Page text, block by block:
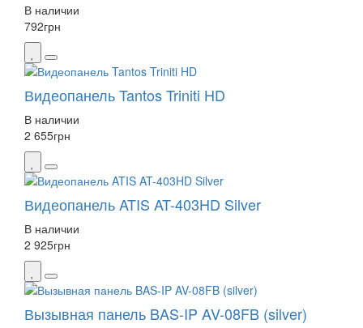
В наличии
792грн
Видеопанель Tantos Triniti HD
В наличии
2 655грн
Видеопанель ATIS AT-403HD Silver
В наличии
2 925грн
Вызывная панель BAS-IP AV-08FB (silver)